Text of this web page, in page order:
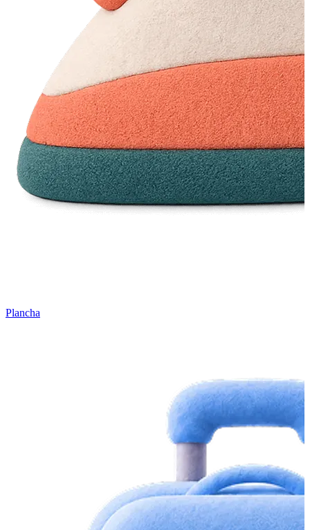
Plancha